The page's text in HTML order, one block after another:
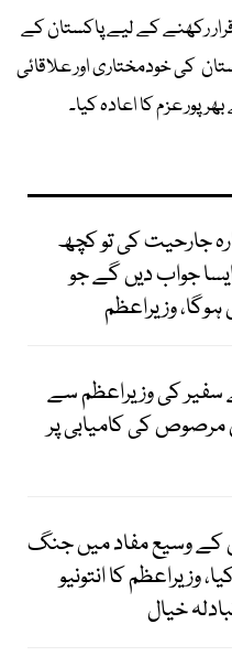
رکھنے کے لیے پاکستان کے
کی خودمختاری اور علاقائی
عزم کا اعادہ کیا۔
جارحیت کی تو کچھ
جواب دیں گے جو
وزیراعظم
سفیر کی وزیراعظم سے
مرصوص کی کامیابی پر
وسیع مفاد میں جنگ
وزیراعظم کا انتونیو
خیال